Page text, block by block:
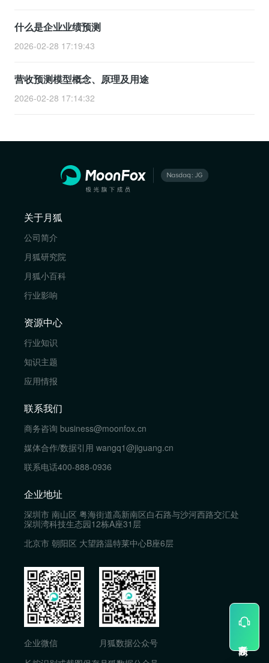
什么是企业业绩预测
2026-02-28 17:19:43
营收预测模型概念、原理及用途
2026-02-28 17:14:32
关于月狐
公司简介
月狐研究院
月狐小百科
行业影响
资源中心
行业知识
知识主题
应用情报
联系我们
商务咨询 business@moonfox.cn
媒体合作/数据引用 wangq1@jiguang.cn
联系电话400-888-0936
企业地址
深圳市 南山区 粤海街道高新南区白石路与沙河西路交汇处
深圳湾科技生态园12栋A座31层
北京市 朝阳区 大望路温特莱中心B座6层
企业微信
月狐数据公众号